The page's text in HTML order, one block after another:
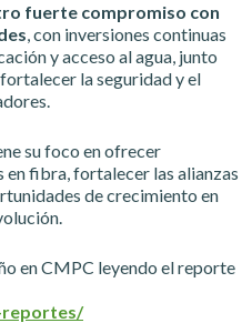
fuerte compromiso con
, con inversiones continuas
y acceso al agua, junto
la seguridad y el
su foco en ofrecer
en fibra, fortalecer las alianzas
de crecimiento en
en CMPC leyendo el reporte
reportes/